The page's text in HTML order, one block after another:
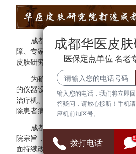
成都华医皮肤研究院秉承"医院
障、专家团队是核心"的方针。为了更
皮肤研究院与多家三甲医院专家建立
为确保医疗质量与安全，成都华
的仪器设备，拥有308准分子光治疗
治疗机、射频治疗仪、窄谱UVB治疗
除患者病症提供可靠的保障。
成都华医皮肤研究院始终把"群众
院宗旨，并借鉴医院JCI认证标准，
面持续改进，全面建设现代化、科学
成都华医皮
医保定点单位 名老
输入您的电话，我们将立即
答疑问，请放心接听！手机请
座机前加区号。
拨打电话